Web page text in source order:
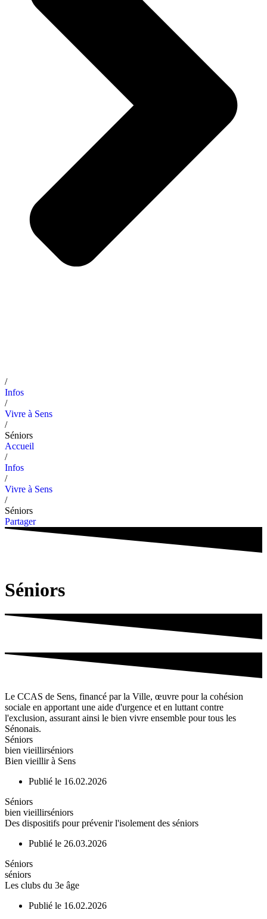
/
Infos
/
Vivre à Sens
/
Séniors
Accueil
/
Infos
/
Vivre à Sens
/
Séniors
Partager
Séniors
Le CCAS de Sens, financé par la Ville, œuvre pour la cohésion
sociale en apportant une aide d'urgence et en luttant contre
l'exclusion, assurant ainsi le bien vivre ensemble pour tous les
Sénonais.
Séniors
bien vieillirséniors
Bien vieillir à Sens
Publié le 16.02.2026
Séniors
bien vieillirséniors
Des dispositifs pour prévenir l'isolement des séniors
Publié le 26.03.2026
Séniors
séniors
Les clubs du 3e âge
Publié le 16.02.2026